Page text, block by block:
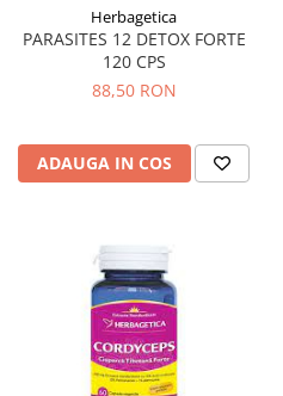
Vene varicoase, tromboflebită
venoasă
VItaminizare
Îmbătrânire
Întineritor al pielii
Înțepături de insecte
Herbagetica
PARASITES 12 DETOX FORTE
120 CPS
88,50 RON
ADAUGA IN COS